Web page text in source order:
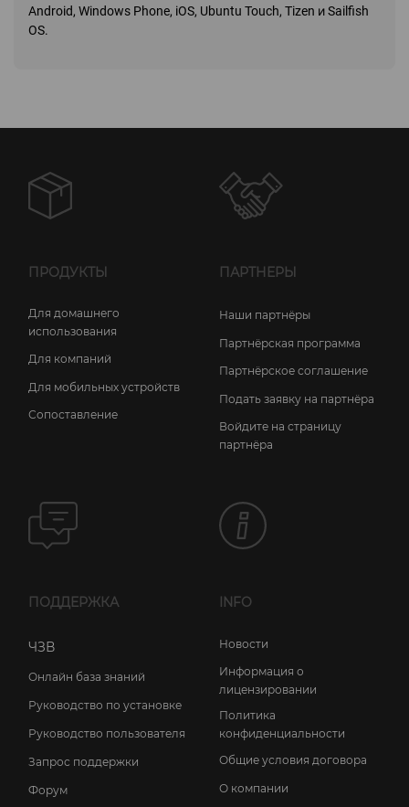
Android, Windows Phone, iOS, Ubuntu Touch, Tizen и Sailfish
OS.
ПРОДУКТЫ
Для домашнего
использования
Для компаний
Для мобильных устройств
Сопоставление
ПАРТНЕРЫ
Наши партнёры
Партнёрская программа
Партнёрское соглашение
Подать заявку на партнёра
Войдите на страницу
партнёра
ПОДДЕРЖКА
ЧЗВ
Онлайн база знаний
Руководство по установке
Руководство пользователя
Запрос поддержки
Форум
INFO
Новости
Информация о
лицензировании
Политика
конфиденциальности
Общие условия договора
О компании